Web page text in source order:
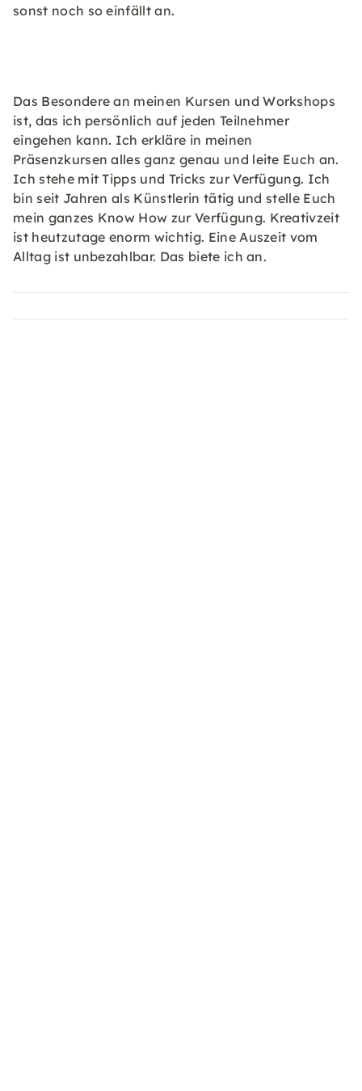
sonst noch so einfällt an.
Das Besondere an meinen Kursen und Workshops
ist, das ich persönlich auf jeden Teilnehmer
eingehen kann. Ich erkläre in meinen
Präsenzkursen alles ganz genau und leite Euch an.
Ich stehe mit Tipps und Tricks zur Verfügung. Ich
bin seit Jahren als Künstlerin tätig und stelle Euch
mein ganzes Know How zur Verfügung. Kreativzeit
ist heutzutage enorm wichtig. Eine Auszeit vom
Alltag ist unbezahlbar. Das biete ich an.